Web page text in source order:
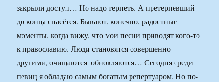
закрыли дос­туп… Но надо терпеть. А претерпевший
до конца спасётся. Бывают, конечно, радостные
моменты, когда вижу, что мои песни приводят кого-то
к православию. Люди становятся совершенно
другими, очищаются, обновляются… Сегодня среди
певиц я обладаю самым богатым репертуаром. Но по-